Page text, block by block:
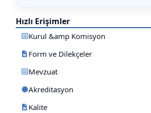
Hızlı Erişimler
Kurul &amp Komisyon
Form ve Dilekçeler
Mevzuat
Akreditasyon
Kalite